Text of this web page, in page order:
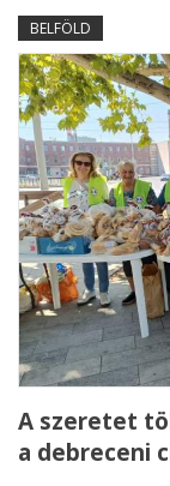
BELFÖLD
A szeretet
a debreceni